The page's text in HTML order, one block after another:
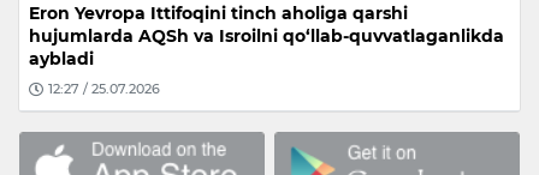
Eron Yevropa Ittifoqini tinch aholiga qarshi
hujumlarda AQSh va Isroilni qo‘llab-quvvatlaganlikda
aybladi
12:27 / 25.07.2026